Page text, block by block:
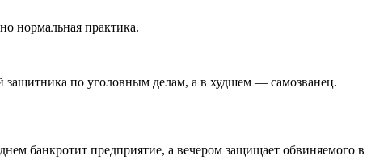
нормальная практика.
защитника по уголовным делам, а в худшем — самозванец.
банкротит предприятие, а вечером защищает обвиняемого в